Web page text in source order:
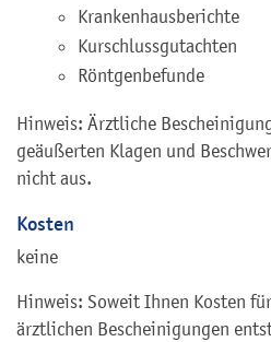
Krankenhausberichte
Kurschlussgutachten
Röntgenbefunde
Hinweis: Ärztliche
geäußerten Klagen und
nicht aus.
Kosten
keine
Hinweis: Soweit Ihnen Kosten
ärztlichen Bescheinigungen